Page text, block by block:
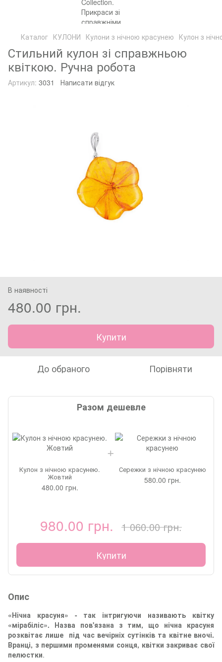
Каталог КУЛОНИ Кулони з нічною красунею Кулон з
Стильний кулон зі справжньою
квіткою. Ручна робота
Артикул: 3031 Написати відгук
В наявності
480.00 грн.
Купити
До обраного Порівняти
Разом дешевле
Кулон з нічною красунею.
Жовтий
480.00 грн.
Сережки з нічною красунею
580.00 грн.
980.00 грн. 1 060.00 грн.
Купити
Опис
«Нічна красуня» - так інтригуючи називають квітку
«мірабіліс». Назва пов'язана з тим, що нічна красуня
розквітає лише під час вечірніх сутінків та квітне вночі.
Вранці, з першими променями сонця, квітки закриває свої
пелюстки.